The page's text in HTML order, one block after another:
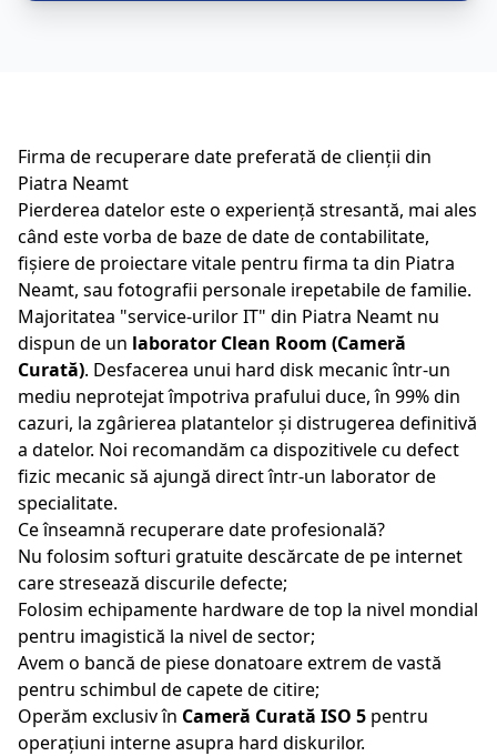
Firma de recuperare date preferată de clienții din
Piatra Neamt
Pierderea datelor este o experiență stresantă, mai ales
când este vorba de baze de date de contabilitate,
fișiere de proiectare vitale pentru firma ta din Piatra
Neamt, sau fotografii personale irepetabile de familie.
Majoritatea "service-urilor IT" din Piatra Neamt nu
dispun de un laborator Clean Room (Cameră
Curată). Desfacerea unui hard disk mecanic într-un
mediu neprotejat împotriva prafului duce, în 99% din
cazuri, la zgârierea platantelor și distrugerea definitivă
a datelor. Noi recomandăm ca dispozitivele cu defect
fizic mecanic să ajungă direct într-un laborator de
specialitate.
Ce înseamnă recuperare date profesională?
Nu folosim softuri gratuite descărcate de pe internet
care stresează discurile defecte;
Folosim echipamente hardware de top la nivel mondial
pentru imagistică la nivel de sector;
Avem o bancă de piese donatoare extrem de vastă
pentru schimbul de capete de citire;
Operăm exclusiv în Cameră Curată ISO 5 pentru
operațiuni interne asupra hard diskurilor.